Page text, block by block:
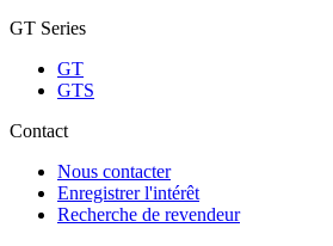
GT Series
GT
GTS
Contact
Nous contacter
Enregistrer l'intérêt
Recherche de revendeur